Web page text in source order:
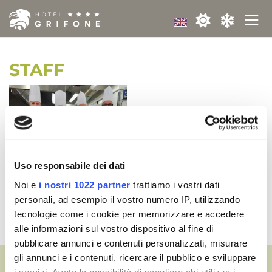
Uso responsabile dei dati
Noi e i nostri 1022 partner trattiamo i vostri dati
personali, ad esempio il vostro numero IP, utilizzando
tecnologie come i cookie per memorizzare e accedere
alle informazioni sul vostro dispositivo al fine di
pubblicare annunci e contenuti personalizzati, misurare
gli annunci e i contenuti, ricercare il pubblico e sviluppare
STAFF